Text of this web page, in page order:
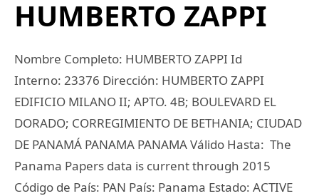
HUMBERTO ZAPPI
Nombre Completo: HUMBERTO ZAPPI Id
Interno: 23376 Dirección: HUMBERTO ZAPPI
EDIFICIO MILANO II; APTO. 4B; BOULEVARD EL
DORADO; CORREGIMIENTO DE BETHANIA; CIUDAD
DE PANAMÁ PANAMA PANAMA Válido Hasta: The
Panama Papers data is current through 2015
Código de País: PAN País: Panama Estado: ACTIVE